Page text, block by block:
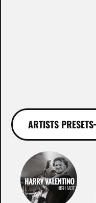
ARTISTS PRESETS